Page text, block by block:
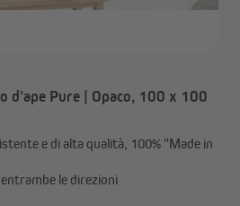
d'ape Pure | Opaco, 100 x 100
e di alta qualità, 100% "Made in
le direzioni